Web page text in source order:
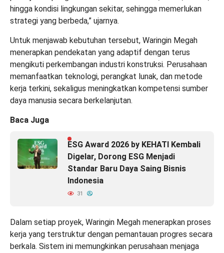
hingga kondisi lingkungan sekitar, sehingga memerlukan
strategi yang berbeda,” ujarnya.
Untuk menjawab kebutuhan tersebut, Waringin Megah
menerapkan pendekatan yang adaptif dengan terus
mengikuti perkembangan industri konstruksi. Perusahaan
memanfaatkan teknologi, perangkat lunak, dan metode
kerja terkini, sekaligus meningkatkan kompetensi sumber
daya manusia secara berkelanjutan.
Baca Juga
ESG Award 2026 by KEHATI Kembali
Digelar, Dorong ESG Menjadi
Standar Baru Daya Saing Bisnis
Indonesia
31
Dalam setiap proyek, Waringin Megah menerapkan proses
kerja yang terstruktur dengan pemantauan progres secara
berkala. Sistem ini memungkinkan perusahaan menjaga